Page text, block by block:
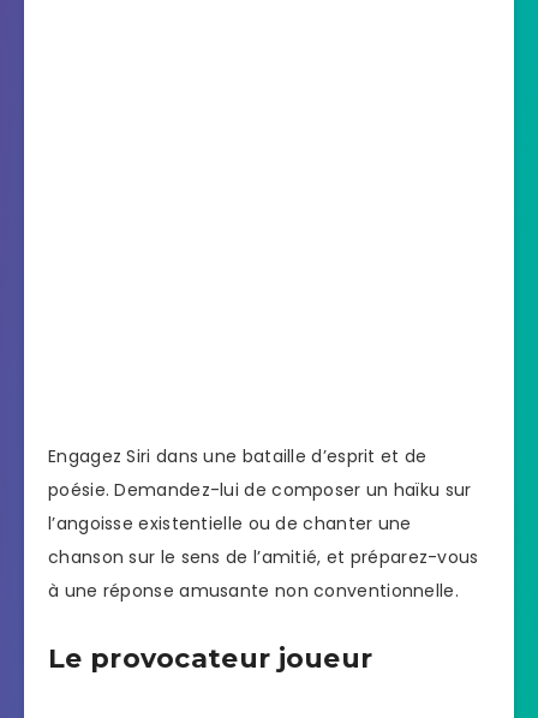
Engagez Siri dans une bataille d’esprit et de
poésie. Demandez-lui de composer un haïku sur
l’angoisse existentielle ou de chanter une
chanson sur le sens de l’amitié, et préparez-vous
à une réponse amusante non conventionnelle.
Le provocateur joueur